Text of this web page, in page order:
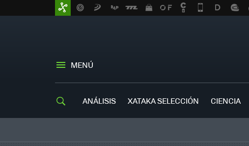
MENÚ
ANÁLISIS XATAKA SELECCIÓN CIENCIA